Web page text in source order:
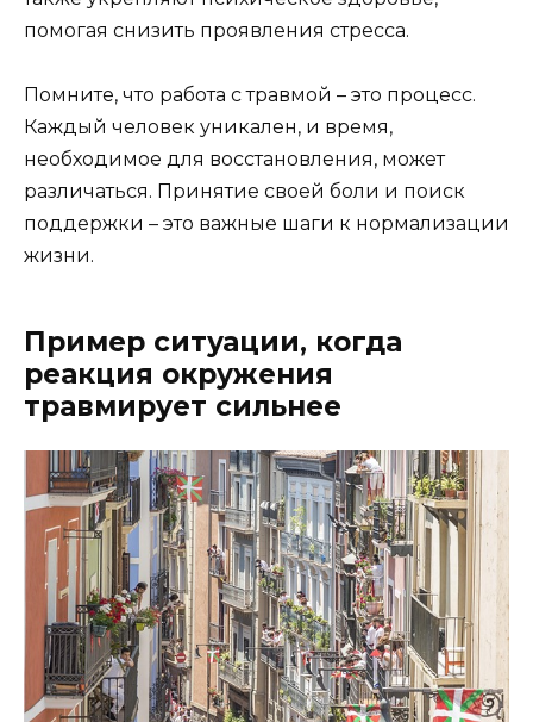
помогая снизить проявления стресса.
Помните, что работа с травмой – это процесс.
Каждый человек уникален, и время,
необходимое для восстановления, может
различаться. Принятие своей боли и поиск
поддержки – это важные шаги к нормализации
жизни.
Пример ситуации, когда
реакция окружения
травмирует сильнее